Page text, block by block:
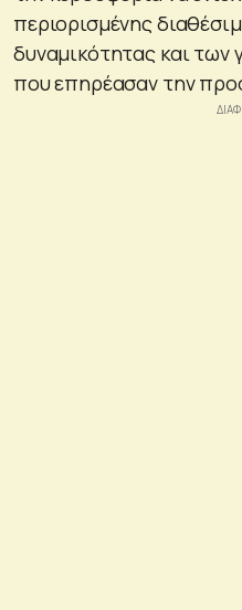
περιορισμένης
δυναμικότητας και των
που επηρέασαν την